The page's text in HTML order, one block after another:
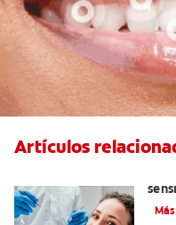
Artículos